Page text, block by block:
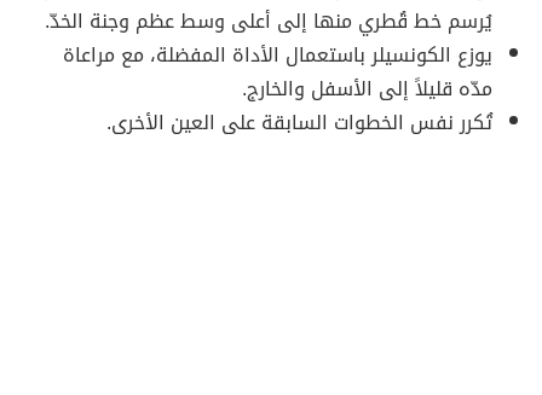
يُرسم خط قُطري منها إلى أعلى وسط عظم وجنة الخدّ.
يوزع الكونسيلر باستعمال الأداة المفضلة، مع مراعاة
مدّه قليلاً إلى الأسفل والخارج.
تُكرر نفس الخطوات السابقة على العين الأخرى.